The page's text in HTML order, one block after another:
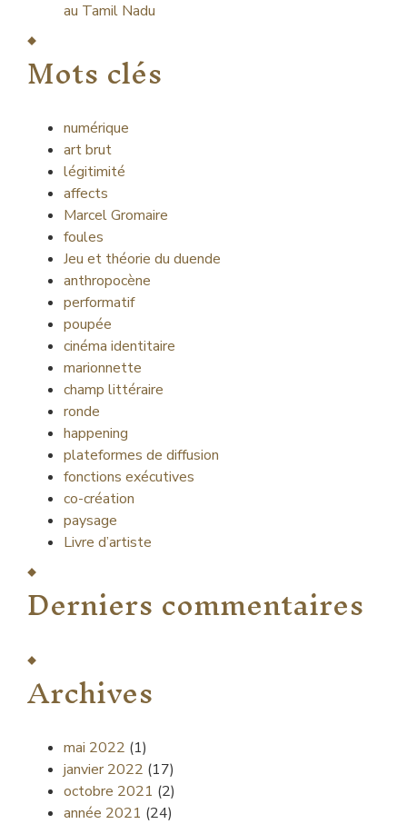
au Tamil Nadu
Mots clés
numérique
art brut
légitimité
affects
Marcel Gromaire
foules
Jeu et théorie du duende
anthropocène
performatif
poupée
cinéma identitaire
marionnette
champ littéraire
ronde
happening
plateformes de diffusion
fonctions exécutives
co-création
paysage
Livre d’artiste
Derniers commentaires
Archives
mai 2022 (1)
janvier 2022 (17)
octobre 2021 (2)
année 2021 (24)